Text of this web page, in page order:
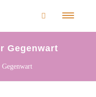
Gegenwart